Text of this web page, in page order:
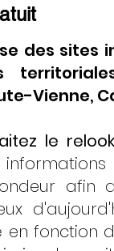
des sites
Vienne,
le
afin
fonction